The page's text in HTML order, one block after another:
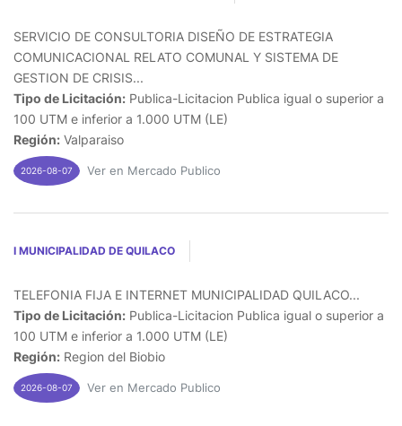
SERVICIO DE CONSULTORIA DISEÑO DE ESTRATEGIA
COMUNICACIONAL RELATO COMUNAL Y SISTEMA DE
GESTION DE CRISIS...
Tipo de Licitación: Publica-Licitacion Publica igual o superior a
100 UTM e inferior a 1.000 UTM (LE)
Región: Valparaiso
2026-08-07 Ver en Mercado Publico
I MUNICIPALIDAD DE QUILACO
TELEFONIA FIJA E INTERNET MUNICIPALIDAD QUILACO...
Tipo de Licitación: Publica-Licitacion Publica igual o superior a
100 UTM e inferior a 1.000 UTM (LE)
Región: Region del Biobio
2026-08-07 Ver en Mercado Publico